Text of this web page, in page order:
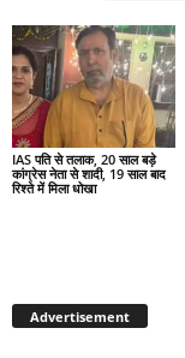
IAS पति से तलाक, 20 साल बड़े
कांग्रेस नेता से शादी, 19 साल बाद
रिश्ते में मिला धोखा
Advertisement